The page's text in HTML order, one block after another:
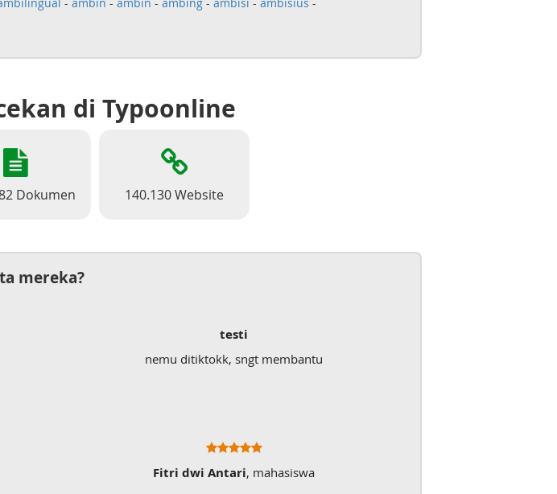
di Typoonline
Dokumen 140.130 Website
mereka?
testi
nemu ditiktokk, sngt membantu
Fitri dwi Antari, mahasiswa